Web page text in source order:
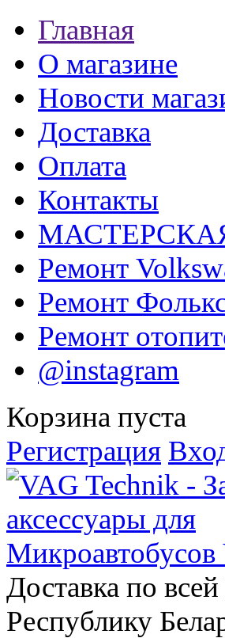
Главная
О магазине
Новости
Доставка
Оплата
Контакты
Ремонт
Ремонт
Ремонт
@instagram
Корзина пуста
Регистрация
Доставка по
Республику